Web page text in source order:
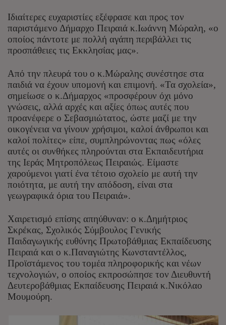
Ιδιαίτερες ευχαριστίες εξέφρασε και προς τον
παριστάμενο Δήμαρχο Πειραιά κ.Ιωάννη Μώραλη, «ο
οποίος πάντοτε με πολλή αγάπη περιβάλλει τις
προσπάθειες τις Εκκλησίας μας».
Από την πλευρά του ο κ.Μώραλης συνέστησε στα
παιδιά να έχουν υπομονή και επιμονή. «Τα σχολεία»,
σημείωσε ο κ.Δήμαρχος «προσφέρουν όχι μόνο
γνώσεις, αλλά αρχές και αξίες όπως αυτές που
προανέφερε ο Σεβασμιώτατος, ώστε μαζί με την
οικογένεια να γίνουν χρήσιμοι, καλοί άνθρωποι και
καλοί πολίτες» είπε, συμπληρώνοντας πως «όλες
αυτές οι συνθήκες πληρούνται στα Εκπαιδευτήρια
της Ιεράς Μητροπόλεως Πειραιώς. Είμαστε
χαρούμενοι γιατί ένα τέτοιο σχολείο με αυτή την
ποιότητα, με αυτή την απόδοση, είναι στα
γεωγραφικά όρια του Πειραιά».
Χαιρετισμό επίσης απηύθυναν: ο κ.Δημήτριος
Σκρέκας, Σχολικός Σύμβουλος Γενικής
Παιδαγωγικής ευθύνης Πρωτοβάθμιας Εκπαίδευσης
Πειραιά και ο κ.Παναγιώτης Κωνσταντέλλος,
Προϊστάμενος του τομέα πληροφορικής και νέων
τεχνολογιών, ο οποίος εκπροσώπησε τον Διευθυντή
Δευτεροβάθμιας Εκπαίδευσης Πειραιά κ.Νικόλαο
Μουμούρη.